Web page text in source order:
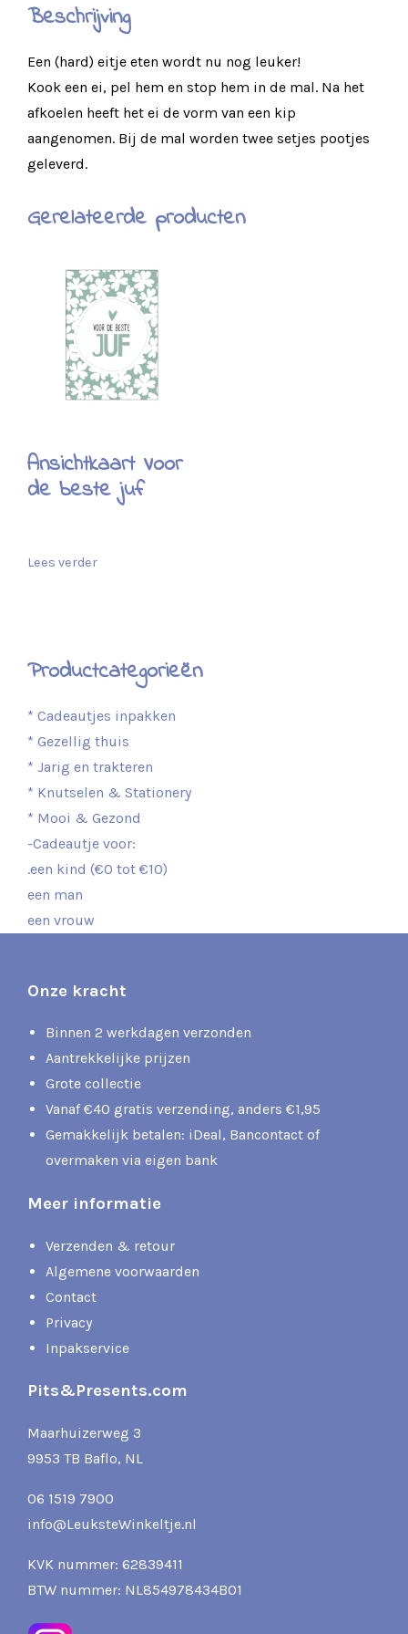
Beschrijving
Een (hard) eitje eten wordt nu nog leuker!
Kook een ei, pel hem en stop hem in de mal. Na het
afkoelen heeft het ei de vorm van een kip
aangenomen. Bij de mal worden twee setjes pootjes
geleverd.
Gerelateerde producten
Ansichtkaart Voor
de beste juf
Lees verder
Productcategorieën
* Cadeautjes inpakken
* Gezellig thuis
* Jarig en trakteren
* Knutselen & Stationery
* Mooi & Gezond
-Cadeautje voor:
.een kind (€0 tot €10)
een man
een vrouw
Onze kracht
Binnen 2 werkdagen verzonden
Aantrekkelijke prijzen
Grote collectie
Vanaf €40 gratis verzending, anders €1,95
Gemakkelijk betalen: iDeal, Bancontact of
overmaken via eigen bank
Meer informatie
Verzenden & retour
Algemene voorwaarden
Contact
Privacy
Inpakservice
Pits&Presents.com
Maarhuizerweg 3
9953 TB Baflo, NL
06 1519 7900
info@LeuksteWinkeltje.nl
KVK nummer: 62839411
BTW nummer: NL854978434B01